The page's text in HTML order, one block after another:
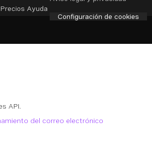
Precios Ayuda
Configuración de cookies
API.
del correo electrónico